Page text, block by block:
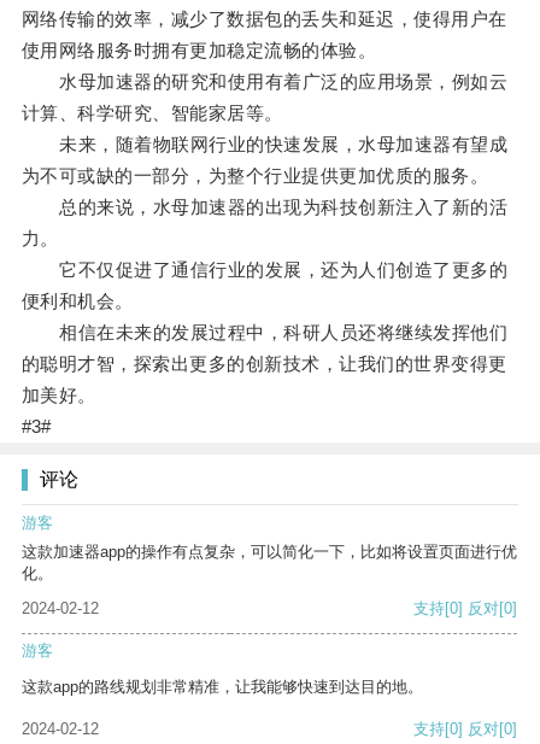
网络传输的效率，减少了数据包的丢失和延迟，使得用户在
使用网络服务时拥有更加稳定流畅的体验。
水母加速器的研究和使用有着广泛的应用场景，例如云
计算、科学研究、智能家居等。
未来，随着物联网行业的快速发展，水母加速器有望成
为不可或缺的一部分，为整个行业提供更加优质的服务。
总的来说，水母加速器的出现为科技创新注入了新的活
力。
它不仅促进了通信行业的发展，还为人们创造了更多的
便利和机会。
相信在未来的发展过程中，科研人员还将继续发挥他们
的聪明才智，探索出更多的创新技术，让我们的世界变得更
加美好。
#3#
评论
游客
这款加速器app的操作有点复杂，可以简化一下，比如将设置页面进行优
化。
2024-02-12
支持[0] 反对[0]
游客
这款app的路线规划非常精准，让我能够快速到达目的地。
2024-02-12 支持[0] 反对[0]